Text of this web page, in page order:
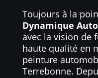
Toujours à la
Dynamique
avec la vision de
haute qualité en
peinture
Terrebonne.